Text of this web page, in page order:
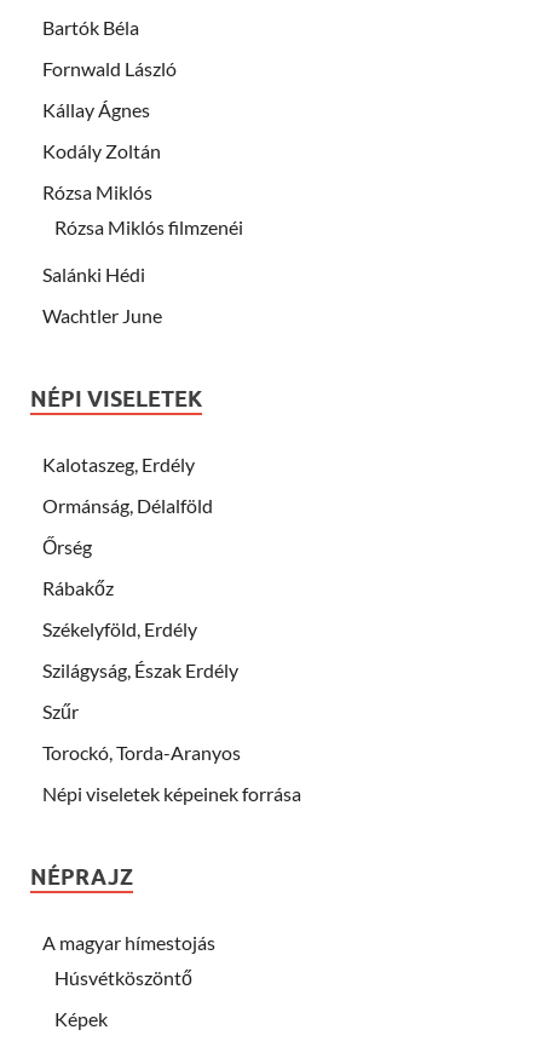
Bartók Béla
Fornwald László
Kállay Ágnes
Kodály Zoltán
Rózsa Miklós
Rózsa Miklós filmzenéi
Salánki Hédi
Wachtler June
NÉPI VISELETEK
Kalotaszeg, Erdély
Ormánság, Délalföld
Őrség
Rábakőz
Székelyföld, Erdély
Szilágyság, Észak Erdély
Szűr
Torockó, Torda-Aranyos
Népi viseletek képeinek forrása
NÉPRAJZ
A magyar hímestojás
Húsvétköszöntő
Képek